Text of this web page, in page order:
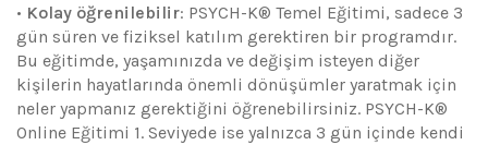
• Kolay öğrenilebilir: PSYCH-K® Temel Eğitimi, sadece 3
gün süren ve fiziksel katılım gerektiren bir programdır.
Bu eğitimde, yaşamınızda ve değişim isteyen diğer
kişilerin hayatlarında önemli dönüşümler yaratmak için
neler yapmanız gerektiğini öğrenebilirsiniz. PSYCH-K®
Online Eğitimi 1. Seviyede ise yalnızca 3 gün içinde kendi